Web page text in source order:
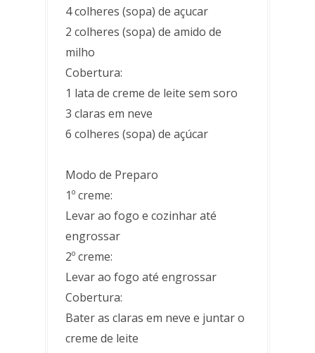
4 colheres (sopa) de açucar
2 colheres (sopa) de amido de
milho
Cobertura:
1 lata de creme de leite sem soro
3 claras em neve
6 colheres (sopa) de açúcar
Modo de Preparo
1º creme:
Levar ao fogo e cozinhar até
engrossar
2º creme:
Levar ao fogo até engrossar
Cobertura:
Bater as claras em neve e juntar o
creme de leite